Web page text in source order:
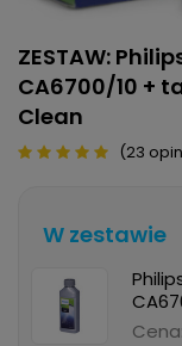
ZESTAW:
CA6700/10 +
Clean
(23
W zestawie
Cena: